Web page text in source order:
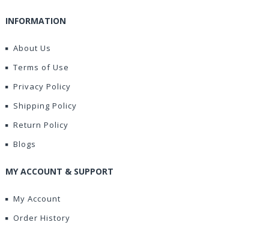
INFORMATION
About Us
Terms of Use
Privacy Policy
Shipping Policy
Return Policy
Blogs
MY ACCOUNT & SUPPORT
My Account
Order History